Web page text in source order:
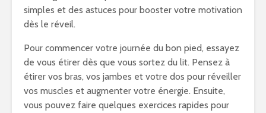
simples et des astuces pour booster votre motivation
dès le réveil.
Pour commencer votre journée du bon pied, essayez
de vous étirer dès que vous sortez du lit. Pensez à
étirer vos bras, vos jambes et votre dos pour réveiller
vos muscles et augmenter votre énergie. Ensuite,
vous pouvez faire quelques exercices rapides pour